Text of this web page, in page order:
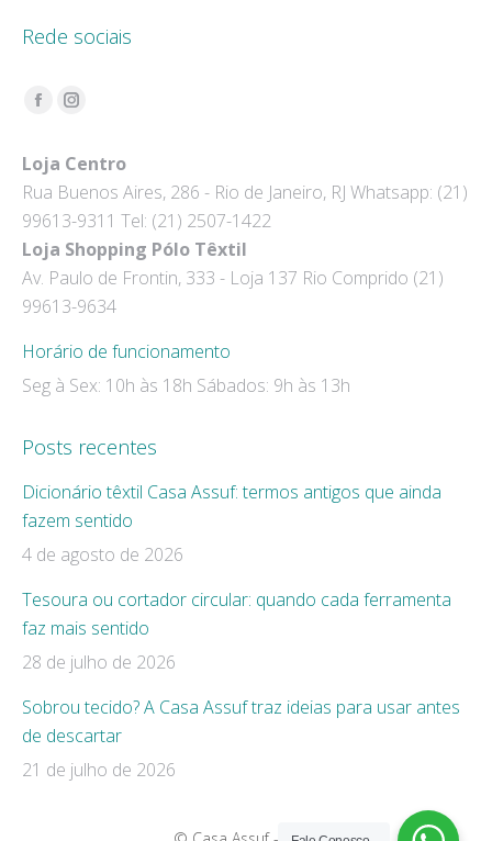
Rede sociais
Encontre-nos em:
Facebook
opens
in
new
window
Instagram
opens
in
new
window
Loja Centro
Rua Buenos Aires, 286 - Rio de Janeiro, RJ Whatsapp: (21)
99613-9311 Tel: (21) 2507-1422
Loja Shopping Pólo Têxtil
Av. Paulo de Frontin, 333 - Loja 137 Rio Comprido (21)
99613-9634
Horário de funcionamento
Seg à Sex: 10h às 18h Sábados: 9h às 13h
Posts recentes
Dicionário têxtil Casa Assuf: termos antigos que ainda
fazem sentido
4 de agosto de 2026
Tesoura ou cortador circular: quando cada ferramenta
faz mais sentido
28 de julho de 2026
Sobrou tecido? A Casa Assuf traz ideias para usar antes
de descartar
21 de julho de 2026